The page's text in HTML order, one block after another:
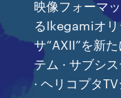
映像フォーマ
るIkegamiオ
サ“AXII”を新
テム · サブシ
· ヘリコプタ